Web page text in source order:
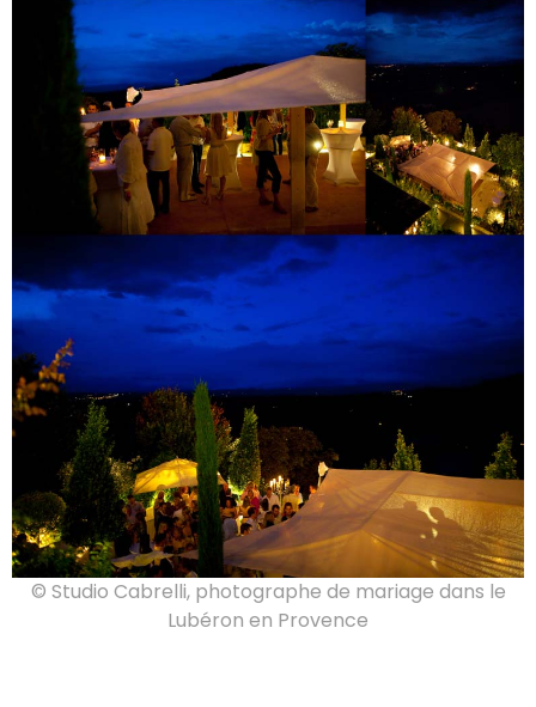
© Studio Cabrelli, photographe de mariage dans le
Lubéron en Provence